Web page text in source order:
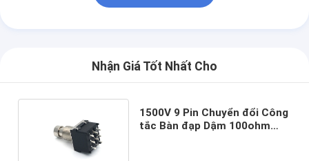
Nhận Giá Tốt Nhất Cho
1500V 9 Pin Chuyển đổi Công
tắc Bàn đạp Dậm 100ohm